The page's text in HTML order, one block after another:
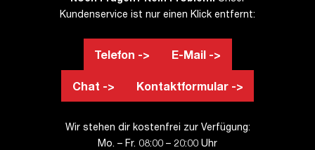
Kundenservice ist nur einen Klick entfernt:
Telefon -> E-Mail ->
Chat -> Kontaktformular ->
Wir stehen dir kostenfrei zur Verfügung:
Mo. – Fr. 08:00 – 20:00 Uhr